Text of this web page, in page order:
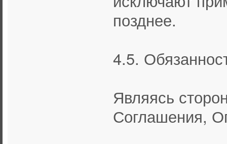
позднее.
4.5.
Являясь
Соглашения,